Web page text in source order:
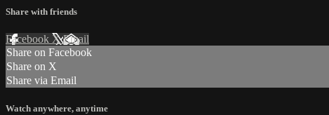
Share with friends
Facebook XEmail
Share on Facebook
Share on X
Share via Email
Watch anywhere, anytime